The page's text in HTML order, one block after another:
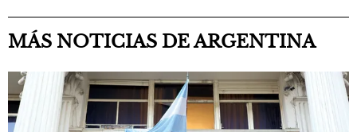
MÁS NOTICIAS DE ARGENTINA